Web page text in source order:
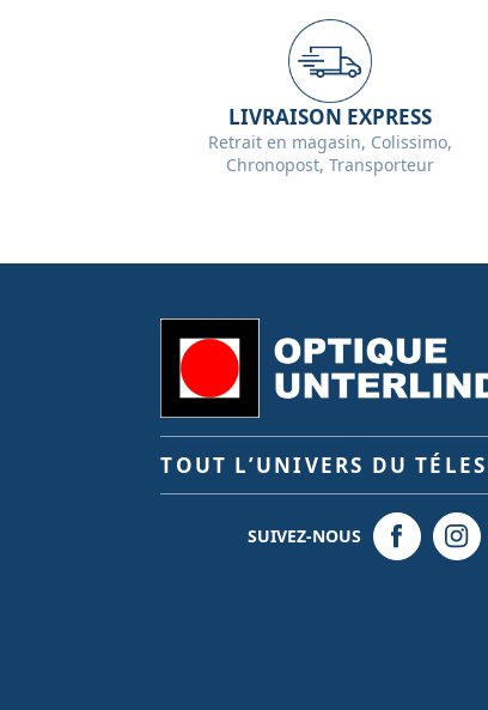
LIVRAISON EXPRESS
Retrait en magasin, Colissimo,
Chronopost, Transporteur
TOUT L’UNIVERS DU
SUIVEZ-NOUS